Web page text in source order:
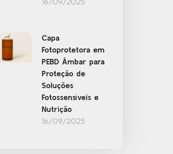
Capa
Fotoprotetora em
PEBD Âmbar para
Proteção de
Soluções
Fotossensíveis e
Nutrição
16/09/2025